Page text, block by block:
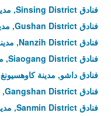
فنادق Sinsing District, مدينة كاوهسيونغ
فنادق Gushan District, مدينة كاوهسيونغ
فنادق Nanzih District, مدينة كاوهسيونغ
فنادق Siaogang District, مدينة كاوهسيونغ
فنادق داشو, مدينة كاوهسيونغ
فنادق Gangshan District, مدينة كاوهسيونغ
فنادق Sanmin District, مدينة كاوهسيونغ